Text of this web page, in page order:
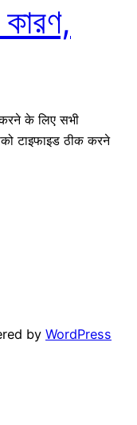
के लिए सभी
टाइफाइड ठीक करने
by WordPress